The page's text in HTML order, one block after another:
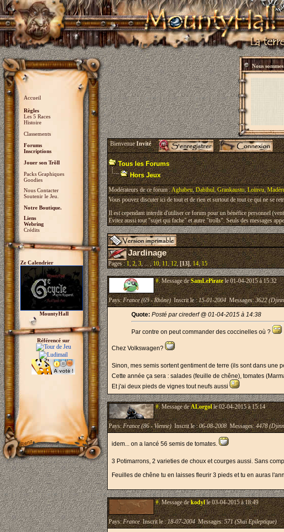
Accueil
Règles
Les 5 Races
Histoire
Classements
Forums
Inscriptions
Jouer son Trõll
Packs Graphiques
Goodies
Nous Contacter
Soutenir le Jeu.
Notre Boutique.
Liens
Webring
Crédits
Ze Calendrier
MountyHall
Référencé sur
Nous
BienvenueInvité
Tous les Forums
Hors Jeux
Modérateurs de ce forum :Aghabeu,Dabihul,Grankausto,Loinvu,
Vous pouvez discuter ici de tout et de rien et surtout de tout ce qui ne se
Il est cependant interdit d'utiliser ce forum pour un bénéfice personnel
Evitez aussi tout "sujet qui fache" et autre "trolls". Seuls des messages
Jardinage
Pages :1,2,3, ... ,10,11,12,[13],14,15
#.Message deSamLePiratele 01-04-2015 à 15:32
Pays:France (69 - Rhône)Inscrit le :15-01-2004Messages:3622
Quote: Posté par cirederf @ 01-04-2015 à 14:38
Par contre on peut commander des coccinelles où ?
Chez Volkswagen?
Sinon, mes semis sortent gentiment de terre (ils sont dans une
Cette année ça sera : salades (feuille de chêne), tomates
Et j'ai deux pieds de vignes tout neufs aussi
#.Message deALorgolle 02-04-2015 à 15:14
Pays:France (86 - Vienne)Inscrit le :06-08-2008Messages:4478
idem... on a lancé 56 semis de tomates.
3 Potimarrons, 2 varieties de choux et courges aussi. Sans
Feuilles de chêne tu en laisses fleurir 3 pieds et tu en auras
#.Message dekodylle 03-04-2015 à 18:49
Pays:FranceInscrit le :18-07-2004Messages:571 (Shaï Epileptique)